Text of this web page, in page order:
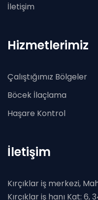
İletişim
Hizmetlerimiz
Çalıştığımız Bölgeler
Böcek İlaçlama
Haşare Kontrol
İletişim
Kırçıklar iş merkezi,
Kırçıklar iş hanı Kat: